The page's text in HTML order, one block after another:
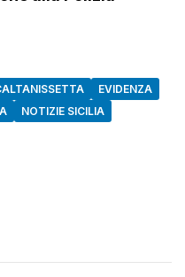
EVIDENZA
NOTIZIE SICILIA